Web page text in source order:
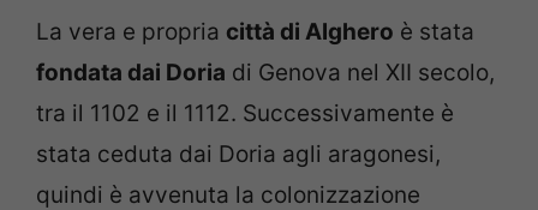
La vera e propria città di Alghero è stata
fondata dai Doria di Genova nel XII secolo,
tra il 1102 e il 1112. Successivamente è
stata ceduta dai Doria agli aragonesi,
quindi è avvenuta la colonizzazione